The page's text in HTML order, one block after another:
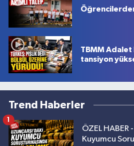
TBMM Adalet
tansiyon
Trend Haberler
ÖZEL HABER
Kuyumcu
1